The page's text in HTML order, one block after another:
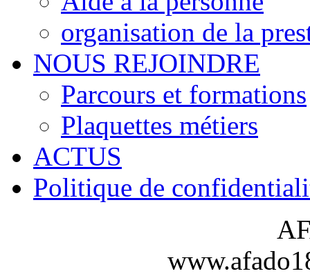
organisation de la
NOUS REJOINDRE
Parcours et formations
Plaquettes métiers
ACTUS
Politique de